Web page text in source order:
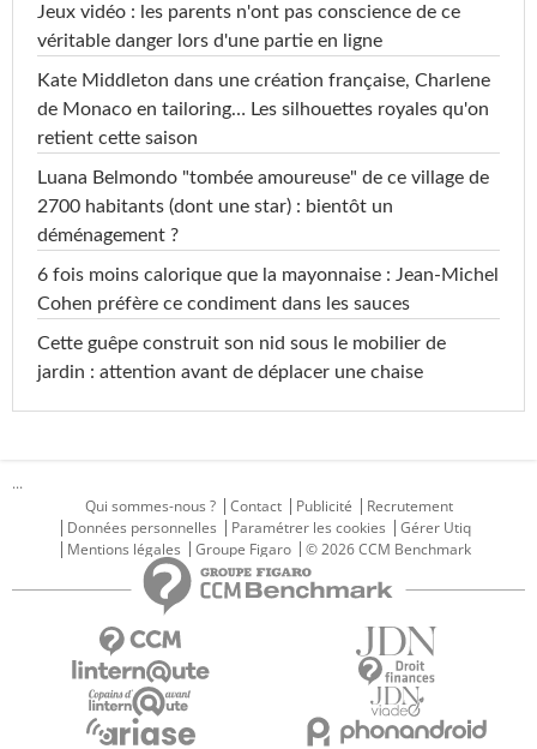
Jeux vidéo : les parents n'ont pas conscience de ce
véritable danger lors d'une partie en ligne
Kate Middleton dans une création française, Charlene
de Monaco en tailoring… Les silhouettes royales qu'on
retient cette saison
Luana Belmondo "tombée amoureuse" de ce village de
2700 habitants (dont une star) : bientôt un
déménagement ?
6 fois moins calorique que la mayonnaise : Jean-Michel
Cohen préfère ce condiment dans les sauces
Cette guêpe construit son nid sous le mobilier de
jardin : attention avant de déplacer une chaise
...
Qui sommes-nous ?
Contact Publicité
Recrutement
Données personnelles
Paramétrer les cookies
Gérer Utiq
Mentions légales
Groupe Figaro © 2026 CCM Benchmark